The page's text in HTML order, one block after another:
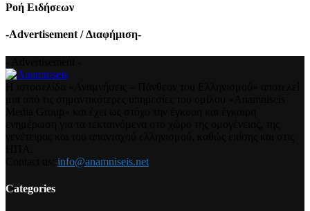
Ροή Ειδήσεων
-Advertisement / Διαφήμιση-
info@anamniseis.net
Categories